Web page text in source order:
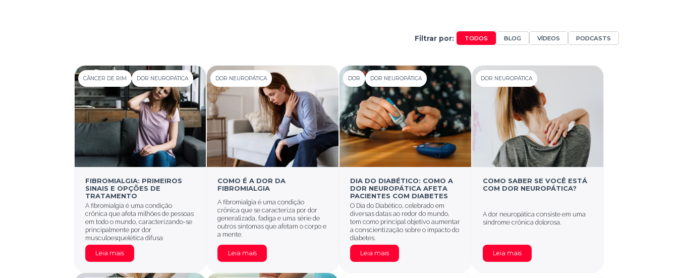
Filtrar por: TODOS BLOG VÍDEOS PODCASTS
CÂNCER DE RIM DOR NEUROPÁTICA
FIBROMIALGIA: PRIMEIROS
SINAIS E OPÇÕES DE
TRATAMENTO
A fibromialgia é uma condição
crônica que afeta milhões de pessoas
em todo o mundo, caracterizando-se
principalmente por dor
musculoesquelética difusa
Leia mais
DOR NEUROPÁTICA
COMO É A DOR DA
FIBROMIALGIA
A fibromialgia é uma condição
crônica que se caracteriza por dor
generalizada, fadiga e uma série de
outros sintomas que afetam o corpo e
a mente.
Leia mais
DOR DOR NEUROPÁTICA
DIA DO DIABÉTICO: COMO A
DOR NEUROPÁTICA AFETA
PACIENTES COM DIABETES
O Dia do Diabético, celebrado em
diversas datas ao redor do mundo,
tem como principal objetivo aumentar
a conscientização sobre o impacto do
diabetes.
Leia mais
DOR NEUROPÁTICA
COMO SABER SE VOCÊ ESTÁ
COM DOR NEUROPÁTICA?
A dor neuropática consiste em uma
síndrome crônica dolorosa.
Leia mais